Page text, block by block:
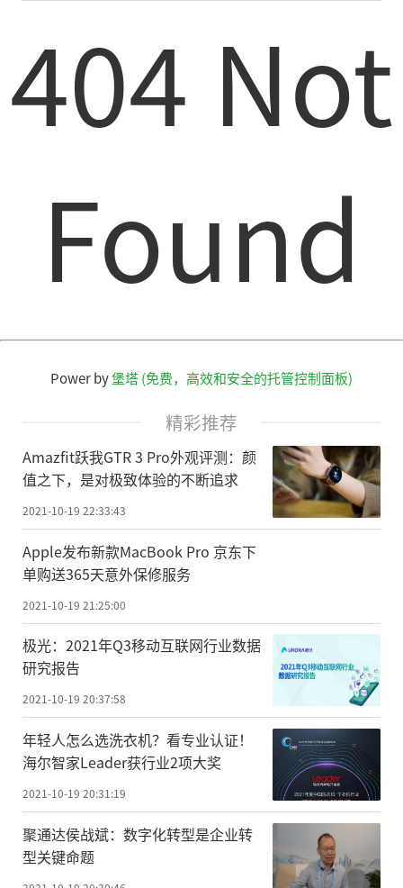
404 Not
Found
Power by堡塔 (免费，高效和安全的托管控制面板)
精彩推荐
Amazfit跃我GTR 3 Pro外观评测：颜
值之下，是对极致体验的不断追求
2021-10-19 22:33:43
Apple发布新款MacBook Pro 京东下
单购送365天意外保修服务
2021-10-19 21:25:00
极光：2021年Q3移动互联网行业数据
研究报告
2021-10-19 20:37:58
年轻人怎么选洗衣机？看专业认证！
海尔智家Leader获行业2项大奖
2021-10-19 20:31:19
聚通达侯战斌：数字化转型是企业转
型关键命题